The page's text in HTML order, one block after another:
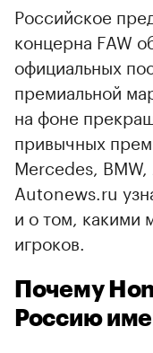
Российское
концерна FAW
официальных
премиальной
на фоне
привычных
Mercedes,
Autonews.ru
и о том, какими
игроков.
Почему
Россию